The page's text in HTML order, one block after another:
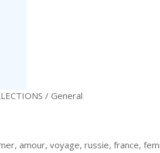
/ General
amour, voyage, russie, france,